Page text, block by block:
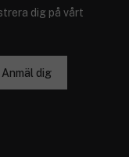
dig på vårt
Anmäl dig